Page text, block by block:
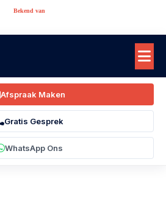
Bekend van
Afspraak Maken
Gratis Gesprek
WhatsApp Ons